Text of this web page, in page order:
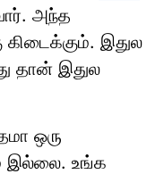
அந்த
கிடைக்கும். இதுல
தான் இதுல
ஒரு
இல்லை. உங்க